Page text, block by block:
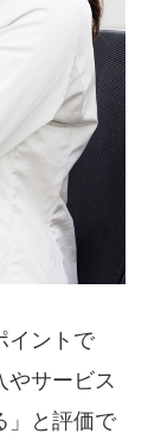
イントで
サービス
」と評価で